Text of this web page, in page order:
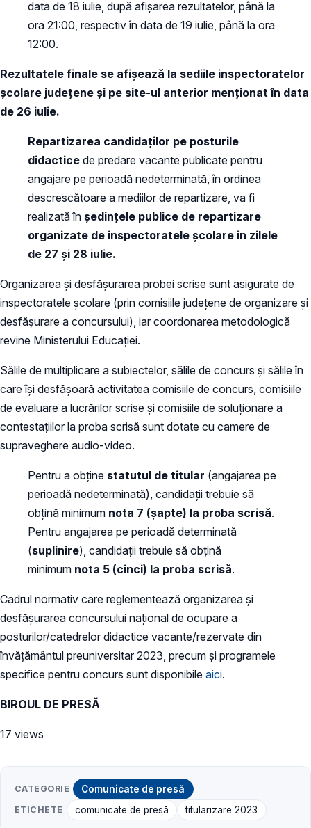
data de 18 iulie, după afişarea rezultatelor, până la
ora 21:00, respectiv în data de 19 iulie, până la ora
12:00.
Rezultatele finale se afişează la sediile inspectoratelor
şcolare judeţene şi pe site-ul anterior menționat în data
de 26 iulie.
Repartizarea candidaţilor pe posturile
didactice de predare vacante publicate pentru
angajare pe perioadă nedeterminată, în ordinea
descrescătoare a mediilor de repartizare, va fi
realizată în ședințele publice de repartizare
organizate de inspectoratele şcolare în zilele
de 27 și 28 iulie.
Organizarea și desfășurarea probei scrise sunt asigurate de
inspectoratele școlare (prin comisiile județene de organizare și
desfășurare a concursului), iar coordonarea metodologică
revine Ministerului Educației.
Sălile de multiplicare a subiectelor, sălile de concurs și sălile în
care își desfășoară activitatea comisiile de concurs, comisiile
de evaluare a lucrărilor scrise și comisiile de soluționare a
contestațiilor la proba scrisă sunt dotate cu camere de
supraveghere audio-video.
Pentru a obţine statutul de titular (angajarea pe
perioadă nedeterminată), candidații trebuie să
obţină minimum nota 7 (şapte) la proba scrisă.
Pentru angajarea pe perioadă determinată
(suplinire), candidaţii trebuie să obţină
minimum nota 5 (cinci) la proba scrisă.
Cadrul normativ care reglementează organizarea şi
desfăşurarea concursului naţional de ocupare a
posturilor/catedrelor didactice vacante/rezervate din
învăţământul preuniversitar 2023, precum şi programele
specifice pentru concurs sunt disponibile aici.
BIROUL DE PRESĂ
17 views
CATEGORIE Comunicate de presă
ETICHETE comunicate de presă titularizare 2023